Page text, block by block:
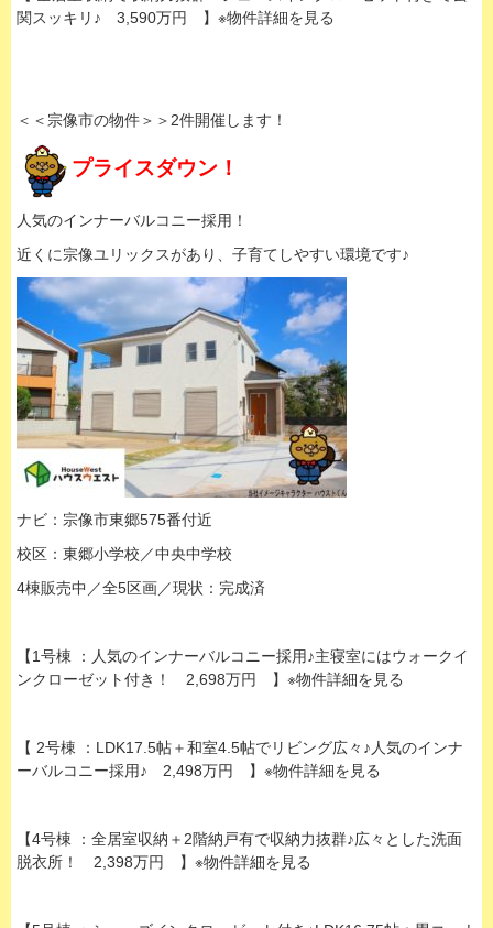
関スッキリ♪ 3,590万円 】※物件詳細を見る
＜＜宗像市の物件＞＞2件開催します！
プライスダウン！
人気のインナーバルコニー採用！
近くに宗像ユリックスがあり、子育てしやすい環境です♪
ナビ：宗像市東郷575番付近
校区：東郷小学校／中央中学校
4棟販売中／全5区画／現状：完成済
【1号棟 ：人気のインナーバルコニー採用♪主寝室にはウォークイ
ンクローゼット付き！ 2,698万円 】※物件詳細を見る
【 2号棟 ：LDK17.5帖＋和室4.5帖でリビング広々♪人気のインナ
ーバルコニー採用♪ 2,498万円 】※物件詳細を見る
【4号棟 ：全居室収納＋2階納戸有で収納力抜群♪広々とした洗面
脱衣所！ 2,398万円 】※物件詳細を見る